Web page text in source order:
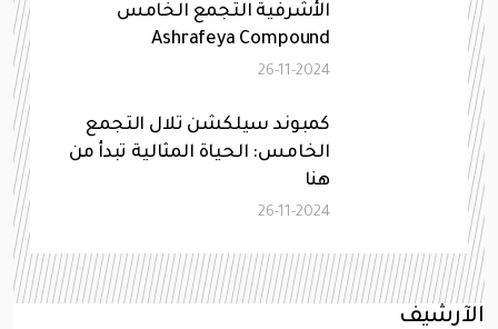
الأشرفية التجمع الخامس
Ashrafeya Compound
26-11-2024
كمبوند سيلكشن تلال التجمع
الخامس: الحياة المثالية تبدأ من
هنا
26-11-2024
الآرشيف